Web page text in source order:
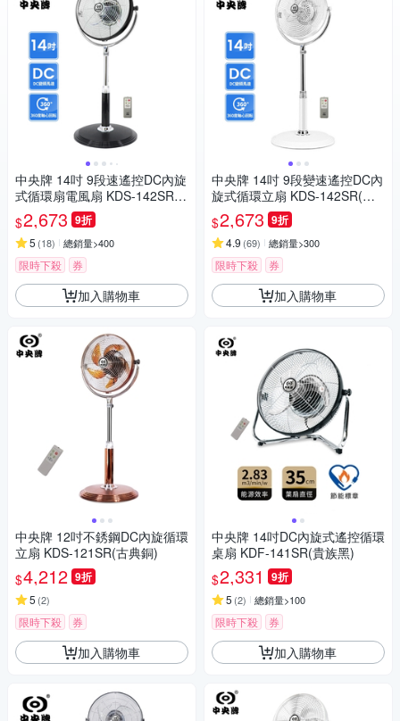
中央牌 14吋 9段速遙控DC內旋
式循環扇電風扇 KDS-142SR
(貴族黑)
$2,673 9折
5 (18) 總銷量>400
限時下殺 券
加入購物車
中央牌 12吋不銹鋼DC內旋循環
立扇 KDS-121SR(古典銅)
$4,212 9折
5 (2)
限時下殺 券
加入購物車
中央牌 14吋 9段變速遙控DC內
旋式循環立扇 KDS-142SR(絢
麗白)
$2,673 9折
4.9 (69) 總銷量>300
限時下殺 券
加入購物車
中央牌 14吋DC內旋式遙控循環
桌扇 KDF-141SR(貴族黑)
$2,331 9折
5 (2) 總銷量>100
限時下殺 券
加入購物車